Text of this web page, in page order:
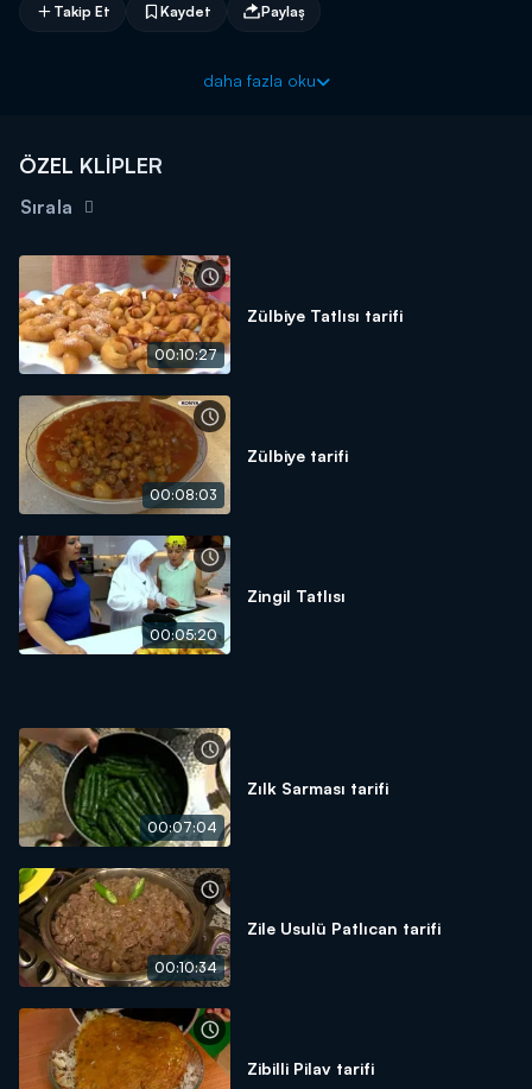
Takip Et Kaydet Paylaş
daha fazla oku
ÖZEL KLİPLER
Sırala
00:10:27
Zülbiye Tatlısı tarifi
00:08:03
Zülbiye tarifi
00:05:20
Zingil Tatlısı
00:07:04
Zılk Sarması tarifi
00:10:34
Zile Usulü Patlıcan tarifi
Zibilli Pilav tarifi